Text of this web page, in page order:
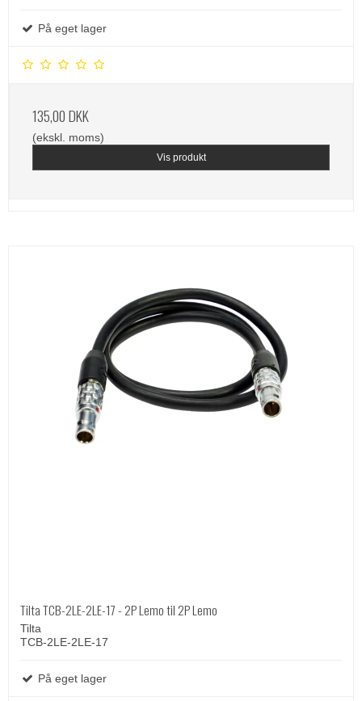
På eget lager
135,00 DKK
(ekskl. moms)
Vis produkt
Tilta TCB-2LE-2LE-17 - 2P Lemo til 2P Lemo
Tilta
TCB-2LE-2LE-17
På eget lager